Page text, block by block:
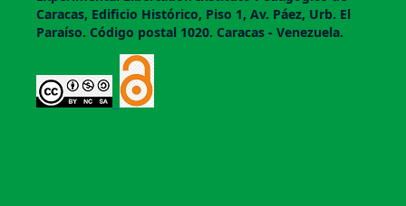
Caracas, Edificio Histórico, Piso 1, Av. Páez, Urb. El
Paraí­so. Código postal 1020. Caracas - Venezuela.